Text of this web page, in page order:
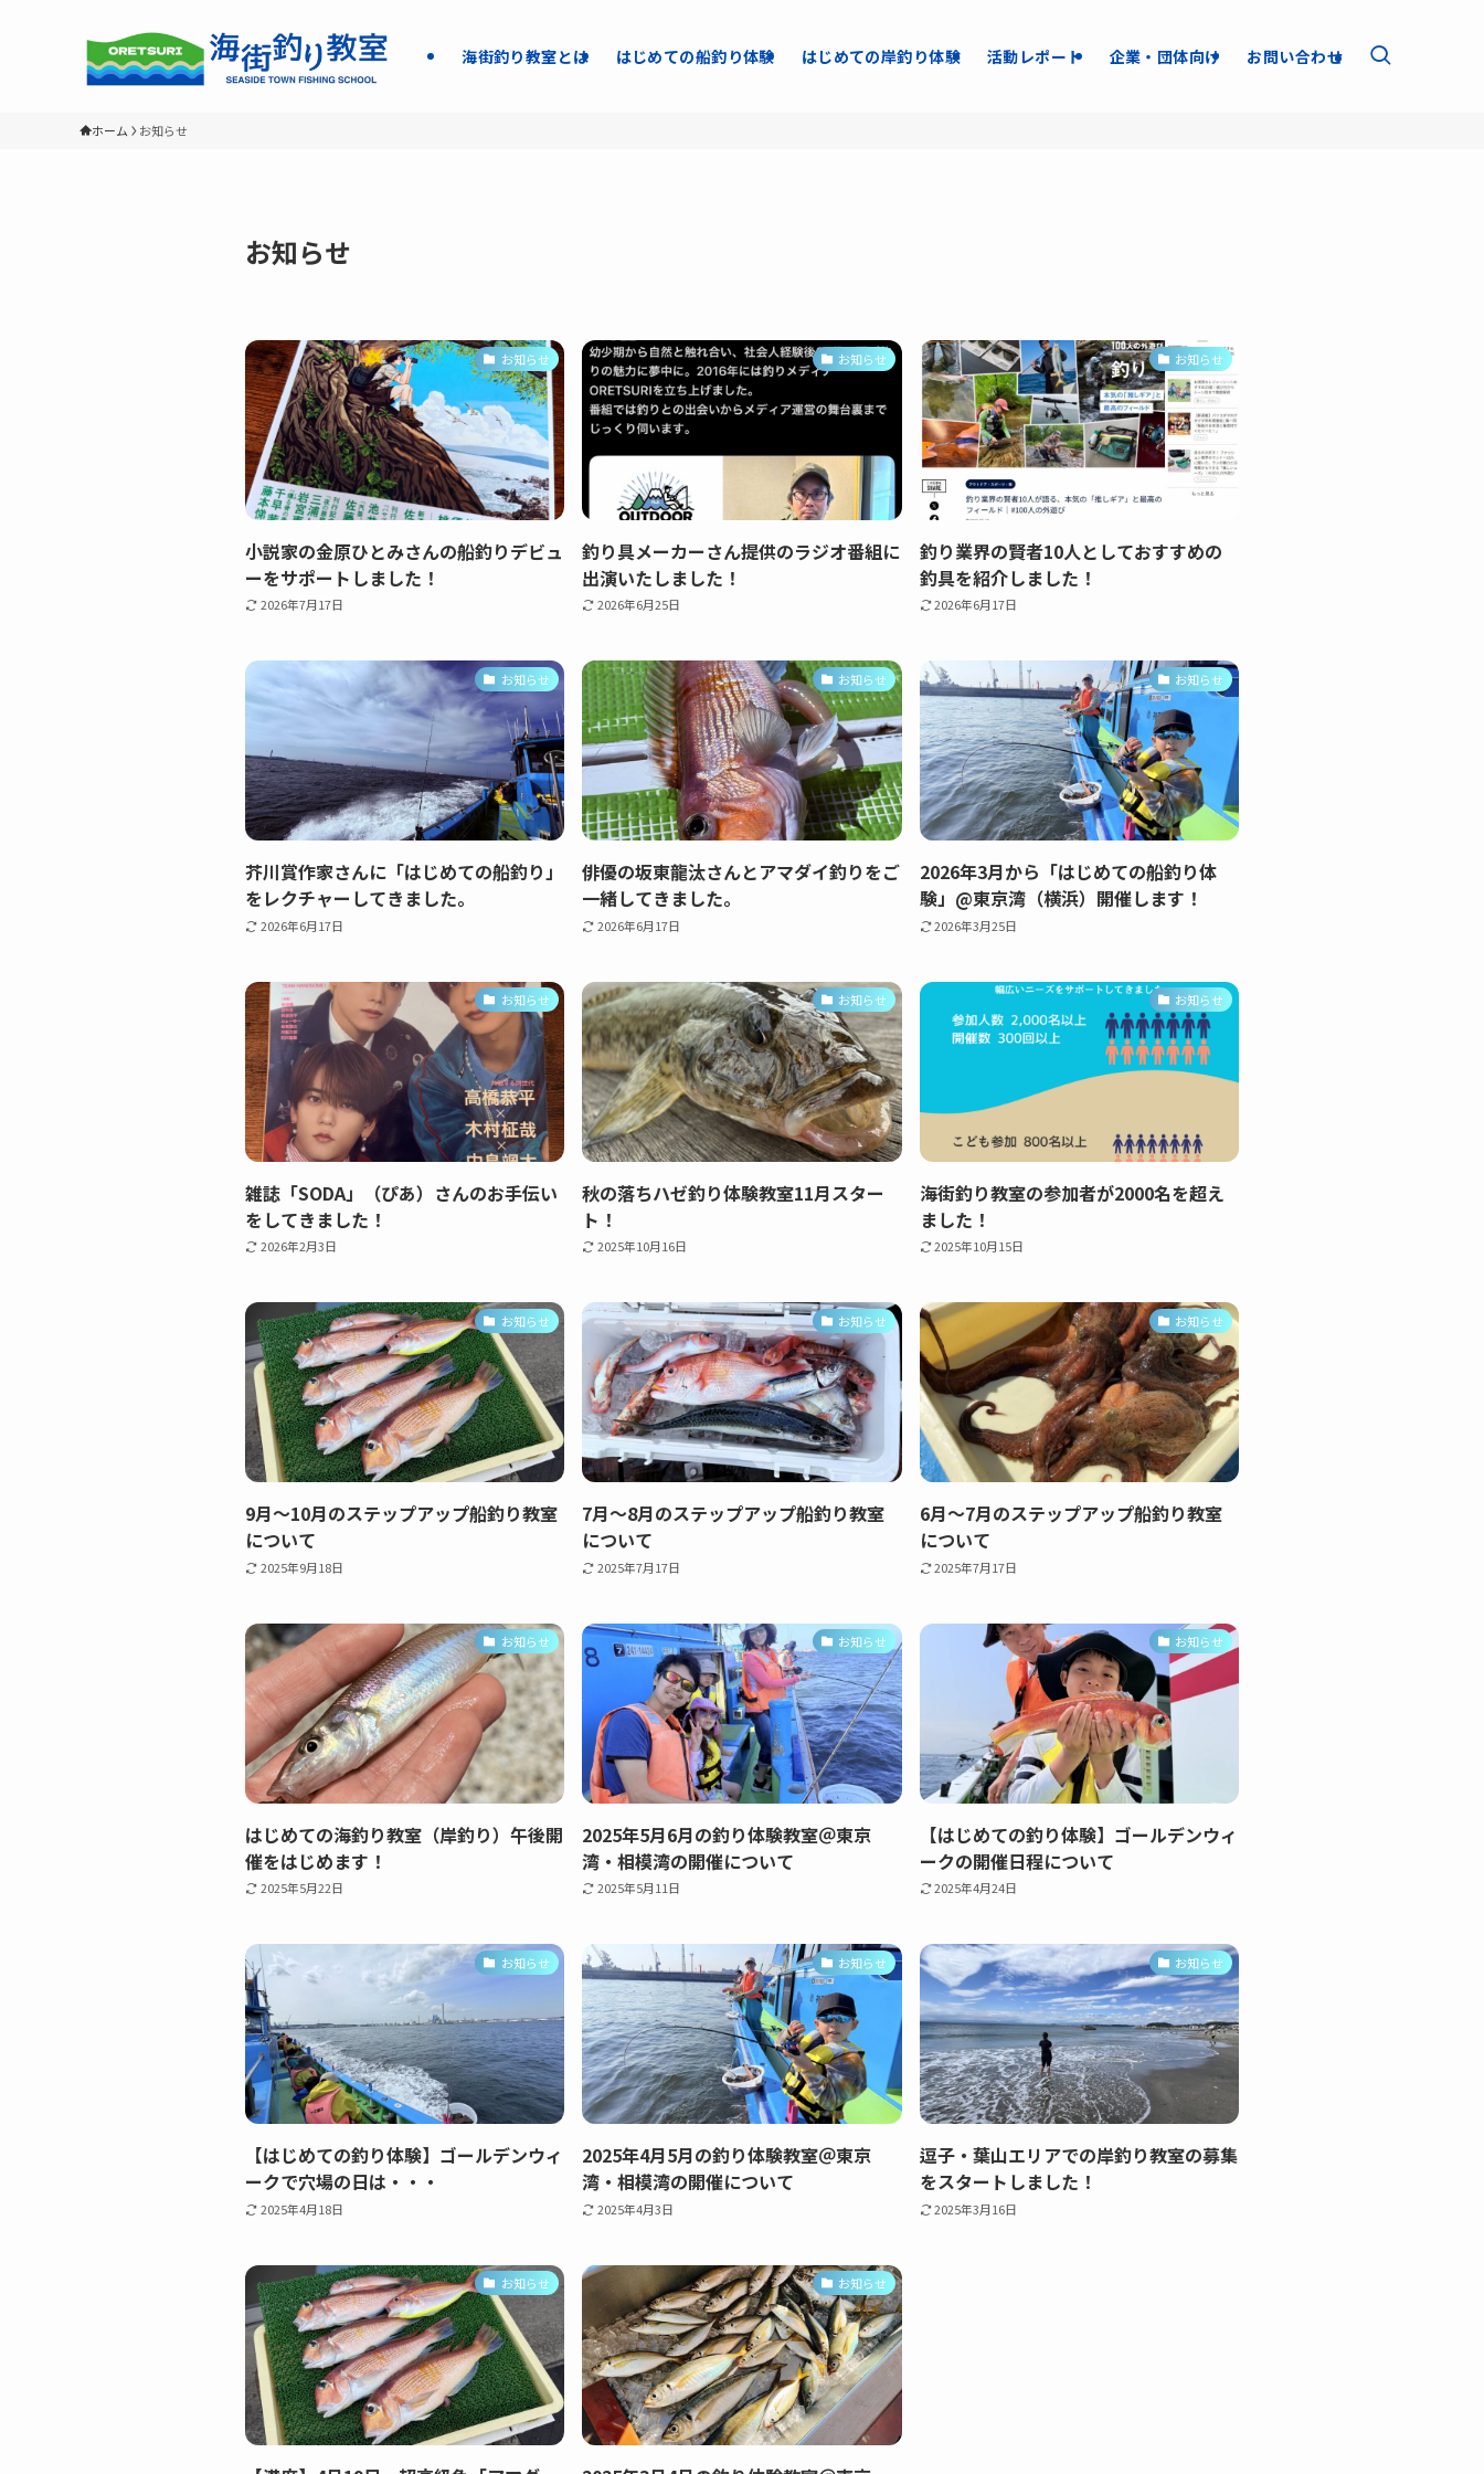
海街釣り教室とは はじめての船釣り体験 はじめての岸釣り体験 活動レポート 企業・団体向け お問い合わせ
ホーム お知らせ
お知らせ
お知らせ
小説家の金原ひとみさんの船釣りデビュ
ーをサポートしました！
2026年7月17日
お知らせ
釣り具メーカーさん提供のラジオ番組に
出演いたしました！
2026年6月25日
お知らせ
釣り業界の賢者10人としておすすめの
釣具を紹介しました！
2026年6月17日
お知らせ
芥川賞作家さんに「はじめての船釣り」
をレクチャーしてきました。
2026年6月17日
お知らせ
俳優の坂東龍汰さんとアマダイ釣りをご
一緒してきました。
2026年6月17日
お知らせ
2026年3月から「はじめての船釣り体
験」@東京湾（横浜）開催します！
2026年3月25日
お知らせ
雑誌「SODA」（ぴあ）さんのお手伝い
をしてきました！
2026年2月3日
お知らせ
秋の落ちハゼ釣り体験教室11月スター
ト！
2025年10月16日
お知らせ
海街釣り教室の参加者が2000名を超え
ました！
2025年10月15日
お知らせ
9月～10月のステップアップ船釣り教室
について
2025年9月18日
お知らせ
7月～8月のステップアップ船釣り教室
について
2025年7月17日
お知らせ
6月～7月のステップアップ船釣り教室
について
2025年7月17日
お知らせ
はじめての海釣り教室（岸釣り）午後開
催をはじめます！
2025年5月22日
お知らせ
2025年5月6月の釣り体験教室＠東京
湾・相模湾の開催について
2025年5月11日
お知らせ
【はじめての釣り体験】ゴールデンウィ
ークの開催日程について
2025年4月24日
お知らせ
【はじめての釣り体験】ゴールデンウィ
ークで穴場の日は・・・
2025年4月18日
お知らせ
2025年4月5月の釣り体験教室＠東京
湾・相模湾の開催について
2025年4月3日
お知らせ
逗子・葉山エリアでの岸釣り教室の募集
をスタートしました！
2025年3月16日
お知らせ お知らせ